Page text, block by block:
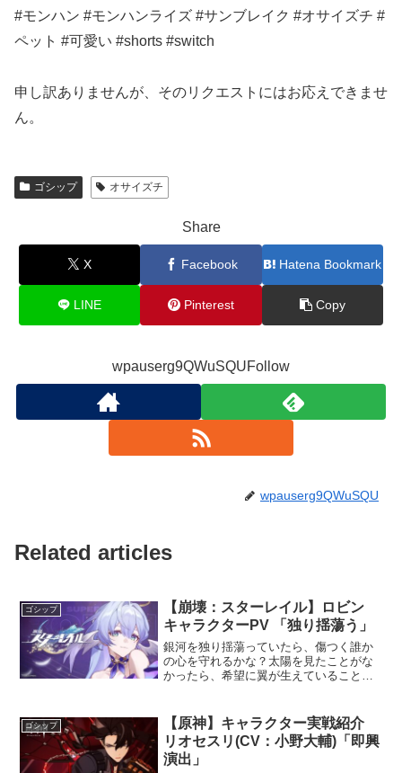
#モンハン #モンハンライズ #サンブレイク #オサイズチ #
ペット #可愛い #shorts #switch
申し訳ありませんが、そのリクエストにはお応えできませ
ん。
ゴシップ オサイズチ
Share
X Facebook Hatena Bookmark
LINE Pinterest Copy
wpauserg9QWuSQUFollow
wpauserg9QWuSQU
Related articles
ゴシップ
【崩壊：スターレイル】ロビン
キャラクターPV 「独り揺蕩う」
銀河を独り揺蕩っていたら、傷つく誰か
の心を守れるかな？太陽を見たことがな
かったら、希望に翼が生えていることを
ンロードフォローして最新情報をチェッ
クしよう...
ゴシップ
【原神】キャラクター実戦紹介
リオセスリ(CV：小野大輔)「即興
演出」